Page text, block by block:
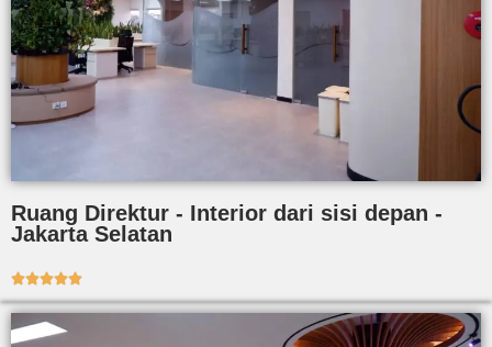
Ruang Direktur - Interior dari sisi depan -
Jakarta Selatan
